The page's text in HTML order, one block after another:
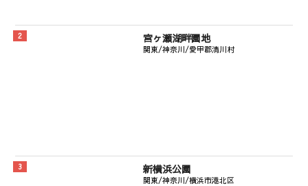
宮ヶ瀬湖畔園地
関東/神奈川/愛甲郡清川村
新横浜公園
関東/神奈川/横浜市港北区